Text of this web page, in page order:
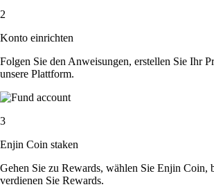
2
Konto einrichten
Folgen Sie den Anweisungen, erstellen Sie Ihr
unsere Plattform.
3
Enjin Coin staken
Gehen Sie zu Rewards, wählen Sie Enjin Coin,
verdienen Sie Rewards.